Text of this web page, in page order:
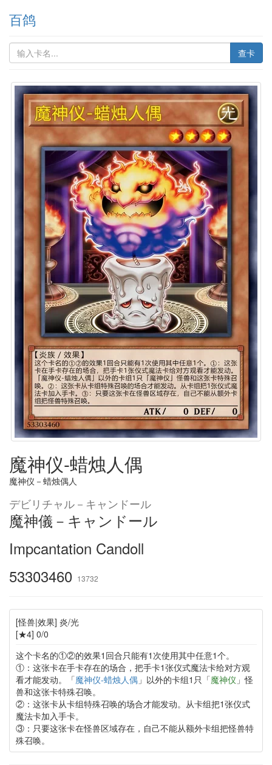
百鸽
查卡
魔神仪-蜡烛人偶
魔神仪－蜡烛偶人
デビリチャル－キャンドール
魔神儀－キャンドール
Impcantation Candoll
53303460 13732
[怪兽|效果] 炎/光
[★4] 0/0
这个卡名的①②的效果1回合只能有1次使用其中任意1个。
①：这张卡在手卡存在的场合，把手卡1张仪式魔法卡给对方观
看才能发动。「魔神仪-蜡烛人偶」以外的卡组1只「魔神仪 」怪
兽和这张卡特殊召唤。
②：这张卡从卡组特殊召唤的场合才能发动。从卡组把1张仪式
魔法卡加入手卡。
③：只要这张卡在怪兽区域存在，自己不能从额外卡组把怪兽特
殊召唤。